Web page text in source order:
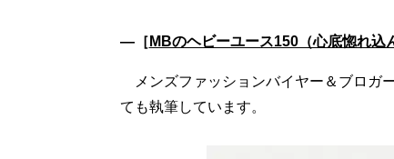
―［ MBのヘビーユース150（心底惚れ込
メンズファッションバイヤー＆ブロガ
ても執筆しています。